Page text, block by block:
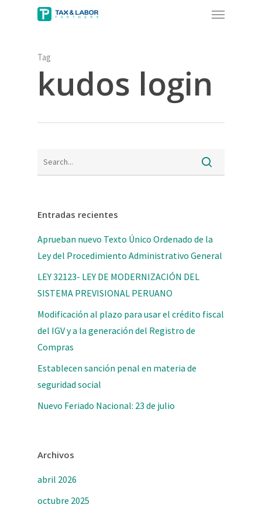
Menu
Tag
kudos login
Entradas recientes
Aprueban nuevo Texto Único Ordenado de la
Ley del Procedimiento Administrativo General
LEY 32123- LEY DE MODERNIZACIÓN DEL
SISTEMA PREVISIONAL PERUANO
Modificación al plazo para usar el crédito fiscal
del IGV y a la generación del Registro de
Compras
Establecen sanción penal en materia de
seguridad social
Nuevo Feriado Nacional: 23 de julio
Archivos
abril 2026
octubre 2025